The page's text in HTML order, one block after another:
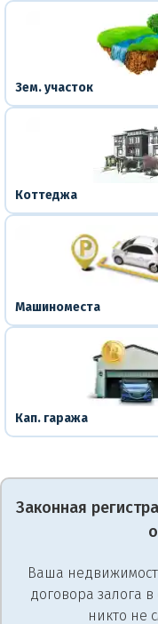
Зем. участок
Коттеджа
Машиноместа
Кап. гаража
Законная
Ваша
договора залога
никто не